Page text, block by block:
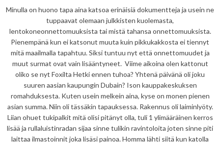
Minulla on huono tapa aina katsoa erinäisiä dokumentteja ja usein ne
tuppaavat olemaan julkkisten kuolemasta,
lentokoneonnettomuuksista tai mistä tahansa onnettomuuksista.
Pienempänä kun ei katsonut muuta kuin pikkukakkosta ei tiennyt
mitä maailmalla tapahtuu. Siksi tuntuu nyt että onnettomuudet ja
muut surmat ovat vain lisääntyneet. Viime aikoina olen kattonut
oliko se nyt Foxilta Hetki ennen tuhoa? Yhtenä päivänä oli joku
suuren aasian kaupungin Dubain? Ison kauppakeskuksen
romahduksesta. Kuten usein melkein aina, kyse on monen pienen
asian summa. Niin oli tässäkin tapauksessa. Rakennus oli laiminlyöty.
Liian ohuet tukipalkit mitä olisi pitänyt olla, tuli 1 ylimääräinen kerros
lisää ja rullaluistinradan sijaa sinne tulikin ravintoloita joten sinne piti
laittaa ilmastoinnit joka lisäsi painoa. Homma lähti siitä kun katolla